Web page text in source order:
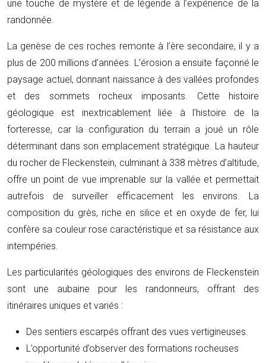
une touche de mystère et de légende à l’expérience de la
randonnée.
La genèse de ces roches remonte à l’ère secondaire, il y a
plus de 200 millions d’années. L’érosion a ensuite façonné le
paysage actuel, donnant naissance à des vallées profondes
et des sommets rocheux imposants. Cette histoire
géologique est inextricablement liée à l’histoire de la
forteresse, car la configuration du terrain a joué un rôle
déterminant dans son emplacement stratégique. La hauteur
du rocher de Fleckenstein, culminant à 338 mètres d’altitude,
offre un point de vue imprenable sur la vallée et permettait
autrefois de surveiller efficacement les environs. La
composition du grès, riche en silice et en oxyde de fer, lui
confère sa couleur rose caractéristique et sa résistance aux
intempéries.
Les particularités géologiques des environs de Fleckenstein
sont une aubaine pour les randonneurs, offrant des
itinéraires uniques et variés :
Des sentiers escarpés offrant des vues vertigineuses.
L’opportunité d’observer des formations rocheuses